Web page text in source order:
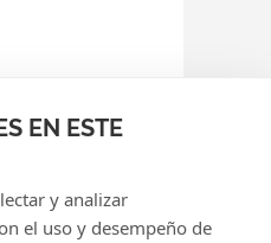
EN ESTE
y analizar
el uso y desempeño de
YouTube